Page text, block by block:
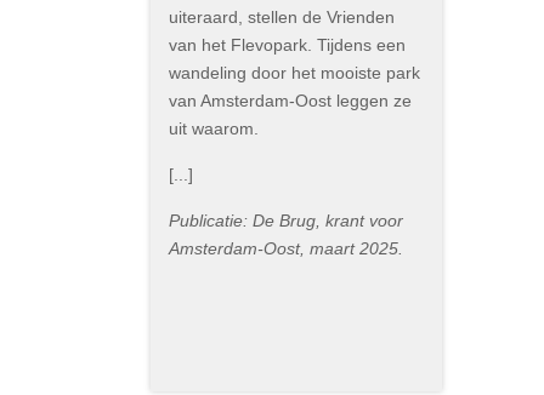
uiteraard, stellen de Vrienden
van het Flevopark. Tijdens een
wandeling door het mooiste park
van Amsterdam-Oost leggen ze
uit waarom.
[...]
Publicatie: De Brug, krant voor
Amsterdam-Oost, maart 2025.